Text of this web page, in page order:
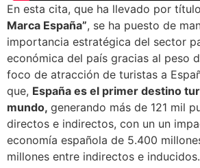
En esta cita, que ha llevado por título
Marca España”, se ha puesto de
importancia estratégica del sector
económica del país gracias al peso
foco de atracción de turistas a
que, España es el primer destino
mundo, generando más de 121 mil
directos e indirectos, con un un
economía española de 5.400
millones entre indirectos e inducidos.